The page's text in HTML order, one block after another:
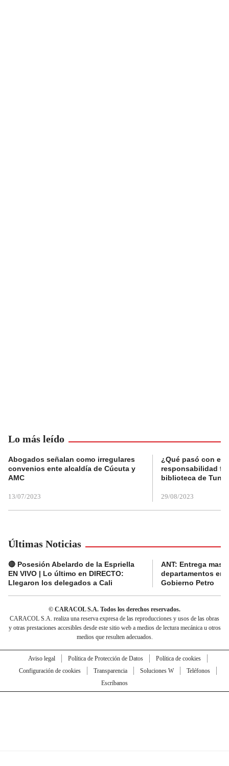
Lo más leído
Abogados señalan como irregulares
convenios ente alcaldía de Cúcuta y
AMC
13/07/2023
¿Qué pasó con el
responsabilidad
biblioteca de
29/08/2023
Últimas Noticias
🔴 Posesión Abelardo de la Espriella
EN VIVO | Lo último en DIRECTO:
Llegaron los delegados a Cali
ANT: Entrega
departamentos en
Gobierno Petro
© CARACOL S.A. Todos los derechos reservados.
CARACOL S.A. realiza una reserva expresa de las reproducciones y usos de las obras
y otras prestaciones accesibles desde este sitio web a medios de lectura mecánica u otros
medios que resulten adecuados.
Aviso legal Política de Protección de Datos
Política de cookies
Configuración de cookies
Transparencia Soluciones W
Teléfonos
Escríbanos